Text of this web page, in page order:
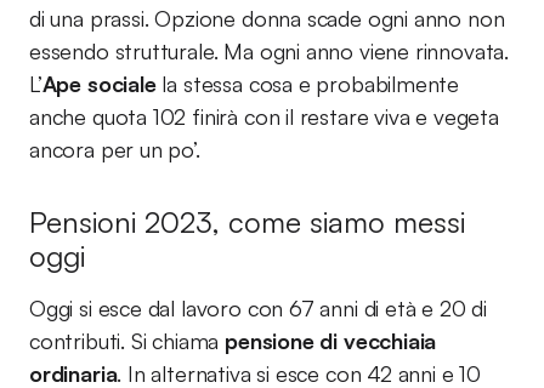
di una prassi. Opzione donna scade ogni anno non
essendo strutturale. Ma ogni anno viene rinnovata.
L’Ape socialela stessa cosa e probabilmente
anche quota 102 finirà con il restare viva e vegeta
ancora per un po’.
Pensioni 2023, come siamo messi
oggi
Oggi si esce dal lavoro con 67 anni di età e 20 di
contributi. Si chiama pensione di vecchiaia
ordinaria. In alternativa si esce con 42 anni e 10